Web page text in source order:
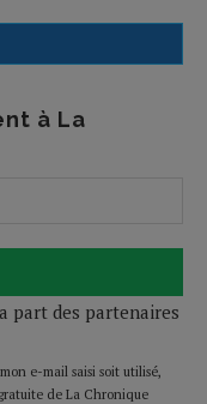
à La
part des partenaires
e-mail saisi soit utilisé,
de La Chronique